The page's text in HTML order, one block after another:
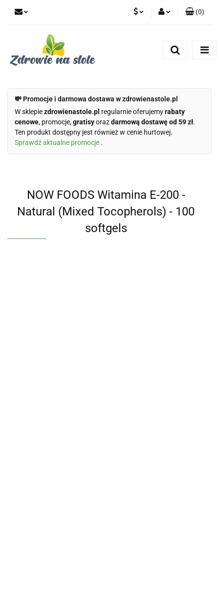
(0)
💸 Promocje i darmowa dostawa w zdrowienastole.pl
W sklepiezdrowienastole.pl regularnie oferujemyrabaty
cenowe, promocje,gratisyorazdarmową dostawę od 59 zł.
Ten produkt dostępny jest również w cenie hurtowej.
Sprawdź aktualne promocje .
NOW FOODS Witamina E-200 -
Natural (Mixed Tocopherols) - 100
softgels